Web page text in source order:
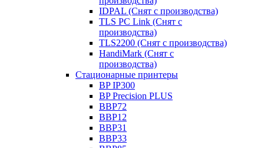
IDPAL (Снят с производства)
TLS PC Link (Снят с
производства)
TLS2200 (Снят с производства)
HandiMark (Снят с
производства)
Стационарные принтеры
BP IP300
BP Precision PLUS
BBP72
BBP12
BBP31
BBP33